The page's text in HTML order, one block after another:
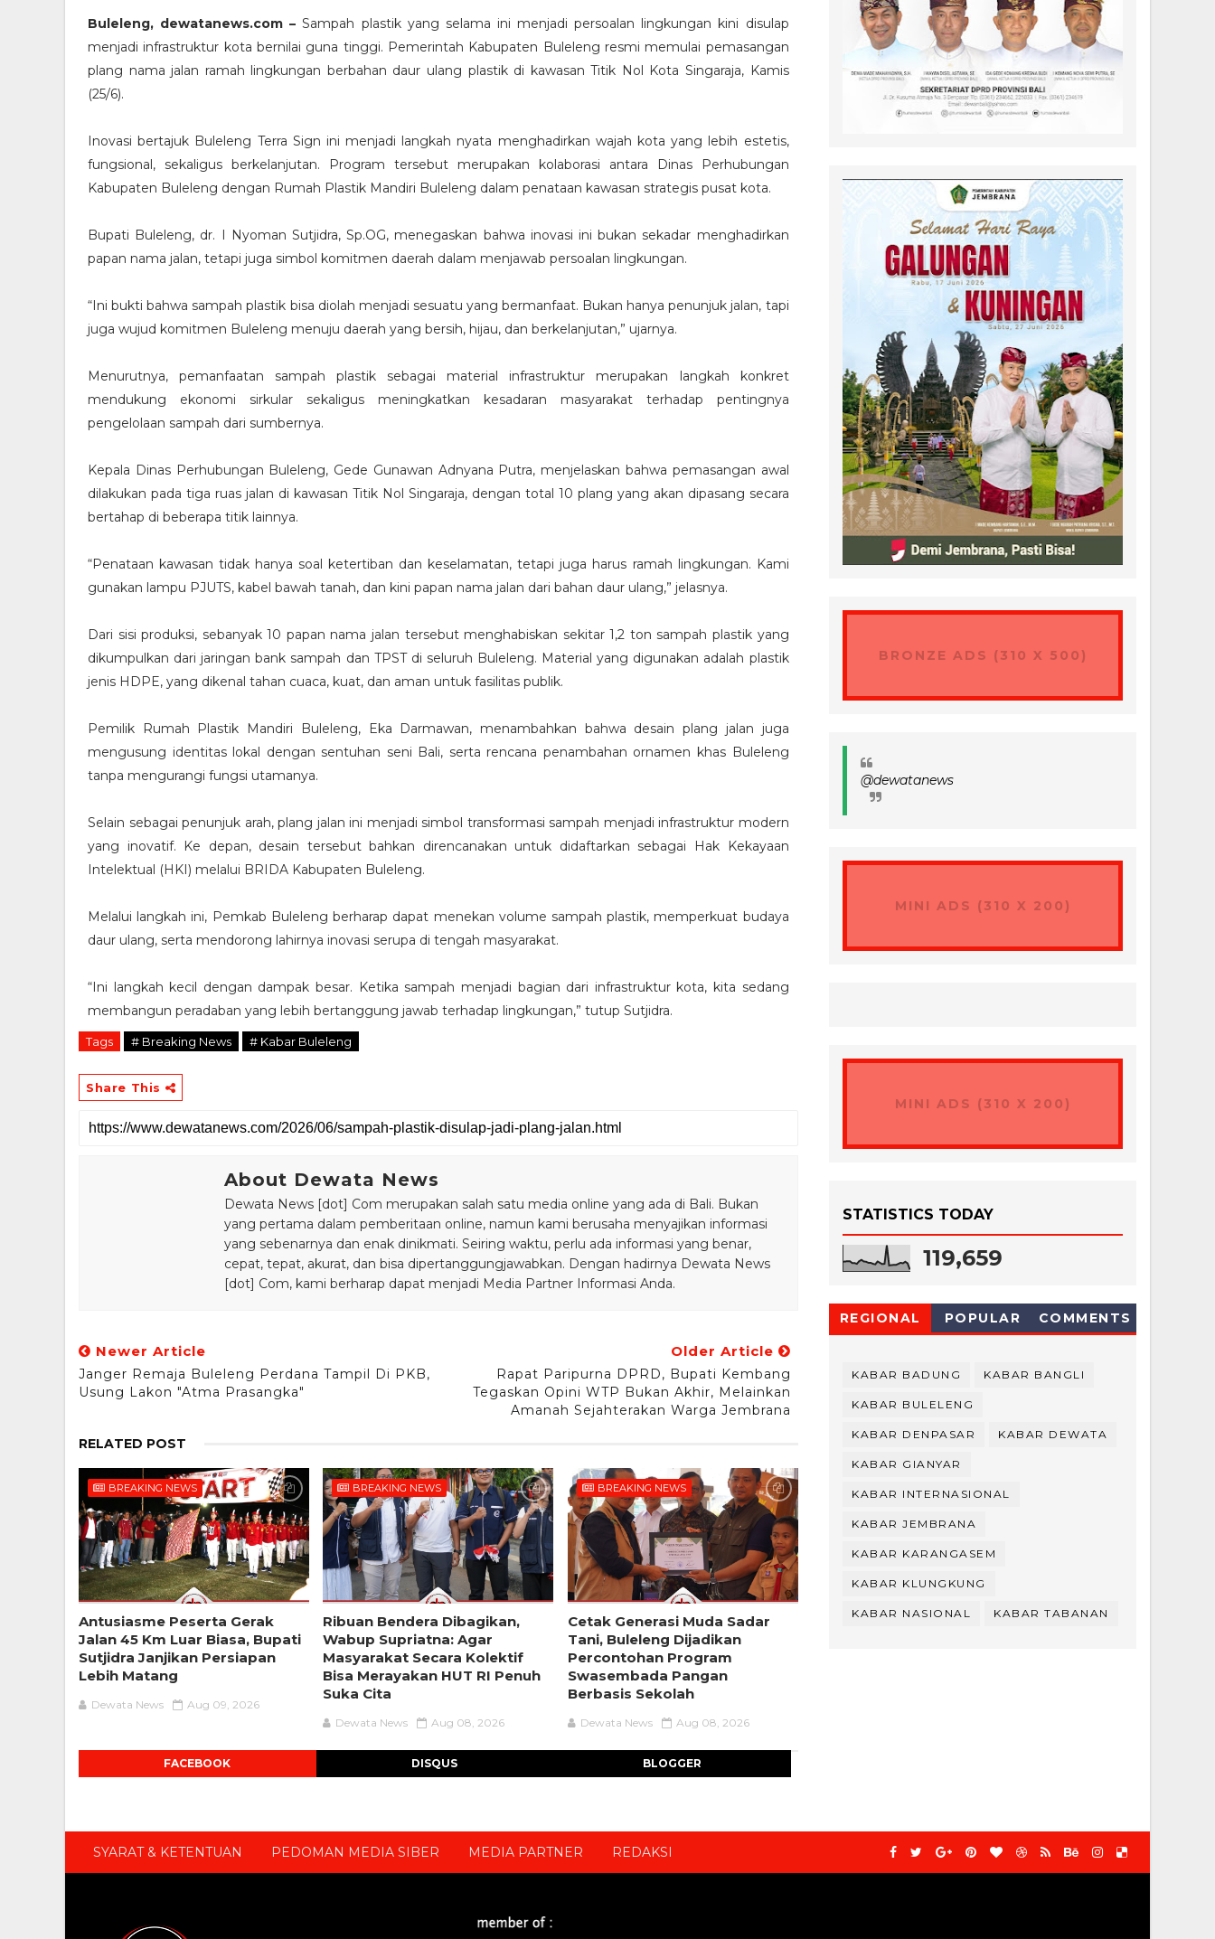
Buleleng, dewatanews.com –Sampah plastik yang selama ini menjadi persoalan lingkungan kini disulap
menjadi infrastruktur kota bernilai guna tinggi. Pemerintah Kabupaten Buleleng resmi memulai pemasangan
plang nama jalan ramah lingkungan berbahan daur ulang plastik di kawasan Titik Nol Kota Singaraja, Kamis
(25/6).
Inovasi bertajuk Buleleng Terra Sign ini menjadi langkah nyata menghadirkan wajah kota yang lebih estetis,
fungsional, sekaligus berkelanjutan. Program tersebut merupakan kolaborasi antara Dinas Perhubungan
Kabupaten Buleleng dengan Rumah Plastik Mandiri Buleleng dalam penataan kawasan strategis pusat kota.
Bupati Buleleng, dr. I Nyoman Sutjidra, Sp.OG, menegaskan bahwa inovasi ini bukan sekadar menghadirkan
papan nama jalan, tetapi juga simbol komitmen daerah dalam menjawab persoalan lingkungan.
“Ini bukti bahwa sampah plastik bisa diolah menjadi sesuatu yang bermanfaat. Bukan hanya penunjuk jalan, tapi
juga wujud komitmen Buleleng menuju daerah yang bersih, hijau, dan berkelanjutan,” ujarnya.
Menurutnya, pemanfaatan sampah plastik sebagai material infrastruktur merupakan langkah konkret
mendukung ekonomi sirkular sekaligus meningkatkan kesadaran masyarakat terhadap pentingnya
pengelolaan sampah dari sumbernya.
Kepala Dinas Perhubungan Buleleng, Gede Gunawan Adnyana Putra, menjelaskan bahwa pemasangan awal
dilakukan pada tiga ruas jalan di kawasan Titik Nol Singaraja, dengan total 10 plang yang akan dipasang secara
bertahap di beberapa titik lainnya.
“Penataan kawasan tidak hanya soal ketertiban dan keselamatan, tetapi juga harus ramah lingkungan. Kami
gunakan lampu PJUTS, kabel bawah tanah, dan kini papan nama jalan dari bahan daur ulang,” jelasnya.
Dari sisi produksi, sebanyak 10 papan nama jalan tersebut menghabiskan sekitar 1,2 ton sampah plastik yang
dikumpulkan dari jaringan bank sampah dan TPST di seluruh Buleleng. Material yang digunakan adalah plastik
jenis HDPE, yang dikenal tahan cuaca, kuat, dan aman untuk fasilitas publik.
Pemilik Rumah Plastik Mandiri Buleleng, Eka Darmawan, menambahkan bahwa desain plang jalan juga
mengusung identitas lokal dengan sentuhan seni Bali, serta rencana penambahan ornamen khas Buleleng
tanpa mengurangi fungsi utamanya.
Selain sebagai penunjuk arah, plang jalan ini menjadi simbol transformasi sampah menjadi infrastruktur modern
yang inovatif. Ke depan, desain tersebut bahkan direncanakan untuk didaftarkan sebagai Hak Kekayaan
Intelektual (HKI) melalui BRIDA Kabupaten Buleleng.
Melalui langkah ini, Pemkab Buleleng berharap dapat menekan volume sampah plastik, memperkuat budaya
daur ulang, serta mendorong lahirnya inovasi serupa di tengah masyarakat.
“Ini langkah kecil dengan dampak besar. Ketika sampah menjadi bagian dari infrastruktur kota, kita sedang
membangun peradaban yang lebih bertanggung jawab terhadap lingkungan,” tutup Sutjidra.
Tags # Breaking News # Kabar Buleleng
Share This
About Dewata News
Dewata News [dot] Com merupakan salah satu media online yang ada di Bali. Bukan
yang pertama dalam pemberitaan online, namun kami berusaha menyajikan informasi
yang sebenarnya dan enak dinikmati. Seiring waktu, perlu ada informasi yang benar,
cepat, tepat, akurat, dan bisa dipertanggungjawabkan. Dengan hadirnya Dewata News
[dot] Com, kami berharap dapat menjadi Media Partner Informasi Anda.
Newer Article
Janger Remaja Buleleng Perdana Tampil Di PKB,
Usung Lakon "Atma Prasangka"
Older Article
Rapat Paripurna DPRD, Bupati Kembang
Tegaskan Opini WTP Bukan Akhir, Melainkan
Amanah Sejahterakan Warga Jembrana
RELATED POST
BREAKING NEWS
Antusiasme Peserta Gerak
Jalan 45 Km Luar Biasa, Bupati
Sutjidra Janjikan Persiapan
Lebih Matang
Dewata News Aug 09, 2026
BREAKING NEWS
Ribuan Bendera Dibagikan,
Wabup Supriatna: Agar
Masyarakat Secara Kolektif
Bisa Merayakan HUT RI Penuh
Suka Cita
Dewata News Aug 08, 2026
BREAKING NEWS
Cetak Generasi Muda Sadar
Tani, Buleleng Dijadikan
Percontohan Program
Swasembada Pangan
Berbasis Sekolah
Dewata News Aug 08, 2026
FACEBOOK DISQUS BLOGGER
BRONZE ADS (310 X 500)
@dewatanews
MINI ADS (310 X 200)
MINI ADS (310 X 200)
STATISTICS TODAY
119,659
REGIONAL POPULAR COMMENTS
KABAR BADUNG KABAR BANGLI
KABAR BULELENG
KABAR DENPASAR KABAR DEWATA
KABAR GIANYAR
KABAR INTERNASIONAL
KABAR JEMBRANA
KABAR KARANGASEM
KABAR KLUNGKUNG
KABAR NASIONAL KABAR TABANAN
SYARAT & KETENTUAN PEDOMAN MEDIA SIBER MEDIA PARTNER REDAKSI